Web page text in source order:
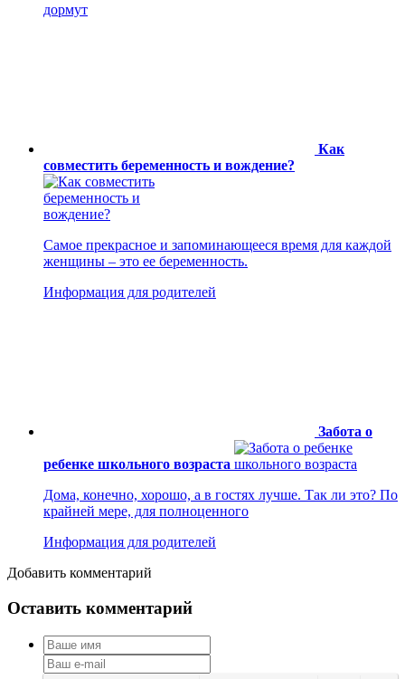
дормут
Как
совместить беременность и вождение?
Самое прекрасное и запоминающееся время для каждой
женщины – это ее беременность.
Информация для родителей
Забота о
ребенке школьного возраста
Дома, конечно, хорошо, а в гостях лучше. Так ли это? По
крайней мере, для полноценного
Информация для родителей
Добавить комментарий
Оставить комментарий